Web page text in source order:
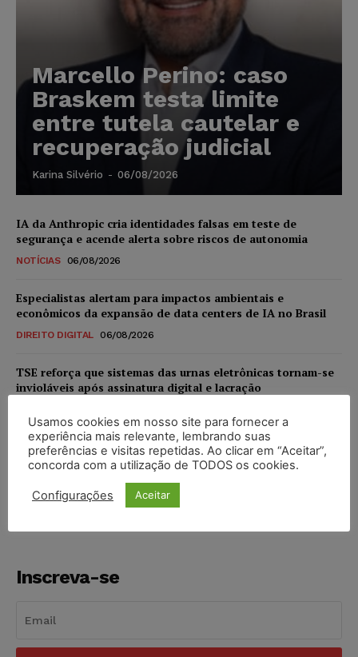
Marcello Perino: caso
Braskem testa limite
entre tutela cautelar e
recuperação judicial
Karina Silvério - 06/08/2026
IA da Anthropic cria identidades falsas em teste de
segurança e acende alerta sobre riscos de autonomia
NOTÍCIAS 06/08/2026
Especialistas alertam para impactos ambientais e
econômicos da expansão de data centers de IA no Brasil
DIREITO DIGITAL 06/08/2026
TSE reforça que sistemas das urnas eletrônicas tornam-se
invioláveis após assinatura digital e lacração
STF inicia julgamento sobre constitucionalidade da
proibição dos jogos de azar no Brasil
Inscreva-se
Usamos cookies em nosso site para fornecer a
experiência mais relevante, lembrando suas
preferências e visitas repetidas. Ao clicar em “Aceitar”,
concorda com a utilização de TODOS os cookies.
Configurações Aceitar